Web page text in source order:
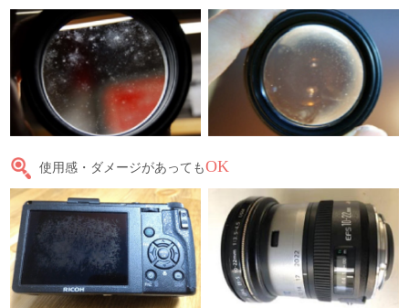
使用感・ダメージがあってもOK